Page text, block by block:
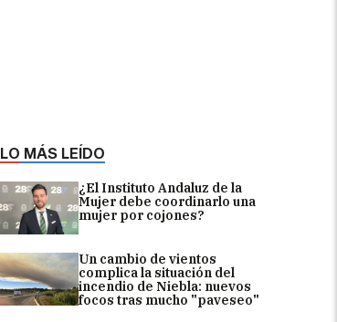
LO MÁS LEÍDO
¿El Instituto Andaluz de la
Mujer debe coordinarlo una
mujer por cojones?
Un cambio de vientos
complica la situación del
incendio de Niebla: nuevos
focos tras mucho "paveseo"